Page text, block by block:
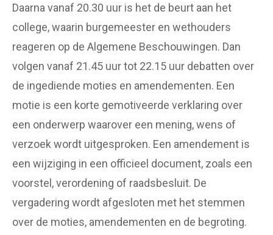
Daarna vanaf 20.30 uur is het de beurt aan het
college, waarin burgemeester en wethouders
reageren op de Algemene Beschouwingen. Dan
volgen vanaf 21.45 uur tot 22.15 uur debatten over
de ingediende moties en amendementen. Een
motie is een korte gemotiveerde verklaring over
een onderwerp waarover een mening, wens of
verzoek wordt uitgesproken. Een amendement is
een wijziging in een officieel document, zoals een
voorstel, verordening of raadsbesluit. De
vergadering wordt afgesloten met het stemmen
over de moties, amendementen en de begroting.